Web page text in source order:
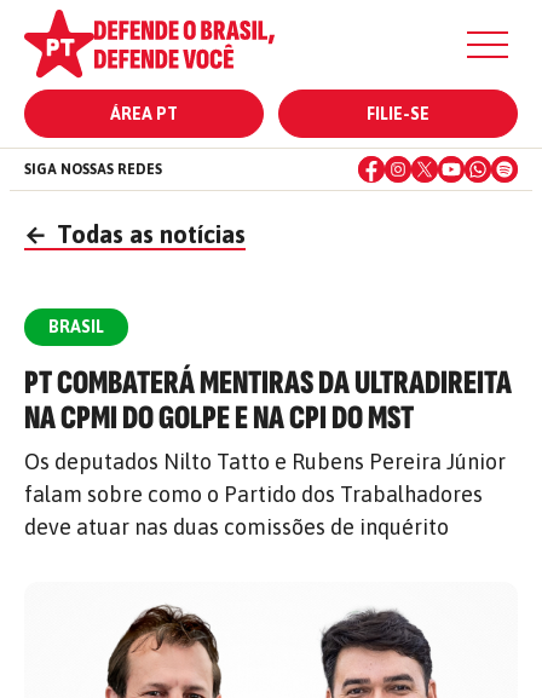
ÁREA PT FILIE-SE
SIGA NOSSAS REDES
← Todas as notícias
BRASIL
PT COMBATERÁ MENTIRAS DA ULTRADIREITA
NA CPMI DO GOLPE E NA CPI DO MST
Os deputados Nilto Tatto e Rubens Pereira Júnior
falam sobre como o Partido dos Trabalhadores
deve atuar nas duas comissões de inquérito